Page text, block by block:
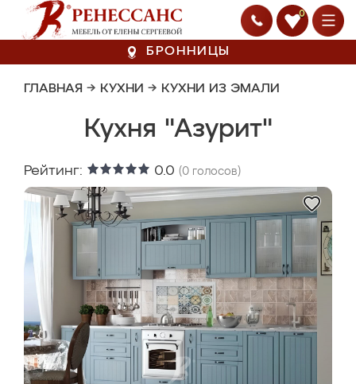
0
БРОННИЦЫ
ГЛАВНАЯ → КУХНИ → КУХНИ ИЗ ЭМАЛИ
Кухня "Азурит"
Рейтинг: 0.0 (0 голосов)